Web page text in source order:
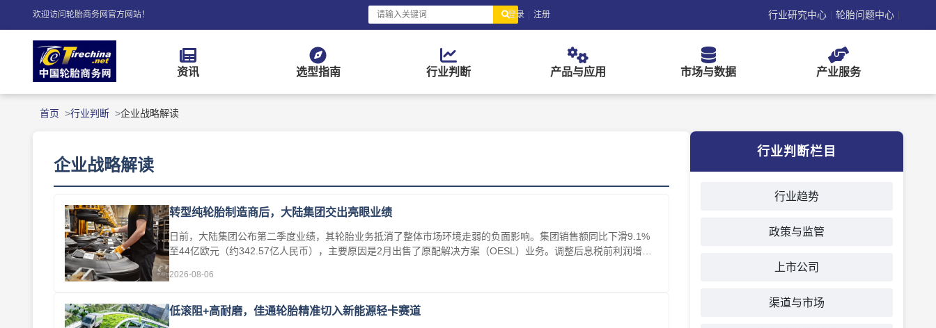
欢迎访问轮胎商务网官方网站！ 登录 | 注册 行业研究中心 | 轮胎问题中心 |
资讯 选型指南 行业判断 产品与应用 市场与数据 产业服务
首页 行业判断 企业战略解读
企业战略解读
转型纯轮胎制造商后，大陆集团交出亮眼业绩
日前，大陆集团公布第二季度业绩，其轮胎业务抵消了整体市场环境走弱的负面影响。集团销售额同比下滑9.1%
至44亿欧元（约342.57亿人民币），主要原因是2月出售了原配解决方案（OESL）业务。调整后息税前利润增长
2026-08-06
低滚阻+高耐磨，佳通轮胎精准切入新能源轻卡赛道
行业判断栏目
行业趋势
政策与监管
上市公司
渠道与市场